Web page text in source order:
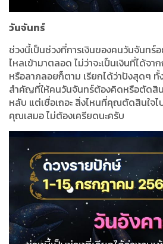
วันจันทร์
ช่วงนี้เป็นช่วงที่การเงินของคนวันจันทร์
ไหลเข้ามาตลอด ไม่ว่าจะเป็นเงินที่ได้จา
หรือลาภลอยก็ตาม เรียกได้ว่าปังสุดๆ ทั้
สำคัญที่ให้คนวันจันทร์ต้องคิดหรือตัดสิ
หลับ แต่เชื่อเถอะ สิ่งไหนที่คุณตัดสินใจไ
คุณเสมอไม่ต้องเครียดนะครับ